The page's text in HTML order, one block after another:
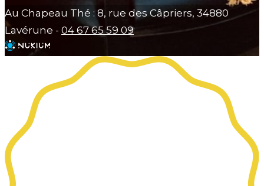
Au Chapeau Thé : 8, rue des Câpriers, 34880
Lavérune - 04 67 65 59 09